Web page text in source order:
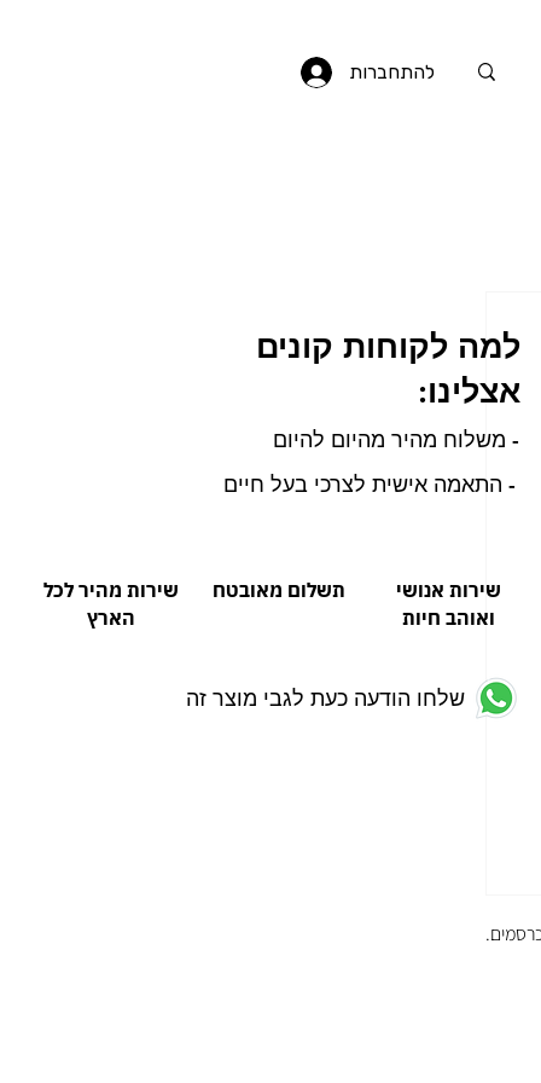
להתחברות
למה לקוחות קונים
אצלינו:
- משלוח מהיר מהיום להיום
- התאמה אישית לצרכי בעל חיים
שירות מהיר לכל
הארץ
שלחו הודעה כעת לגבי מוצר זה
תשלום מאובטח
שירות אנושי
ואוהב חיות